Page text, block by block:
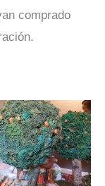
comprado